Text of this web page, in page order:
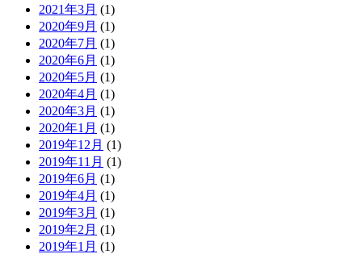
2021年3月 (1)
2020年9月 (1)
2020年7月 (1)
2020年6月 (1)
2020年5月 (1)
2020年4月 (1)
2020年3月 (1)
2020年1月 (1)
2019年12月 (1)
2019年11月 (1)
2019年6月 (1)
2019年4月 (1)
2019年3月 (1)
2019年2月 (1)
2019年1月 (1)